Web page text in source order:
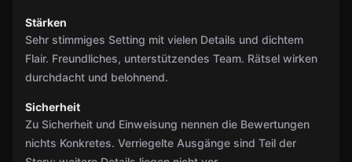
Stärken
Sehr stimmiges Setting mit vielen Details und dichtem
Flair. Freundliches, unterstützendes Team. Rätsel wirken
durchdacht und belohnend.
Sicherheit
Zu Sicherheit und Einweisung nennen die Bewertungen
nichts Konkretes. Verriegelte Ausgänge sind Teil der